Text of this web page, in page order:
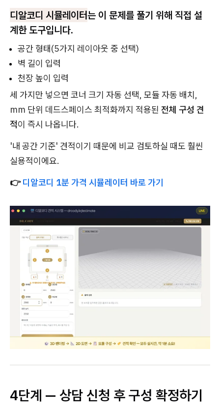
디알코디 시뮬레이터는 이 문제를 풀기 위해 직접 설
계한 도구입니다.
공간 형태(5가지 레이아웃 중 선택)
벽 길이 입력
천장 높이 입력
세 가지만 넣으면 코너 크기 자동 선택, 모듈 자동 배치,
mm 단위 데드스페이스 최적화까지 적용된 전체 구성 견
적이 즉시 나옵니다.
'내 공간 기준' 견적이기 때문에 비교 검토하실 때도 훨씬
실용적이에요.
👉디알코디 1분 가격 시뮬레이터 바로 가기
4단계 — 상담 신청 후 구성 확정하기